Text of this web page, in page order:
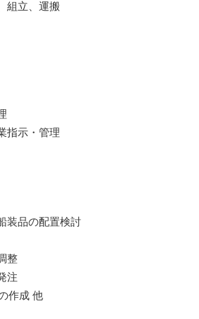
組立、運搬
指示・管理
装品の配置検討
整
注
作成 他